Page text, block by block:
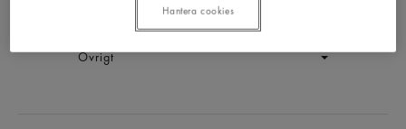
Innehållsförteckning
Övrigt
Hantera cookies